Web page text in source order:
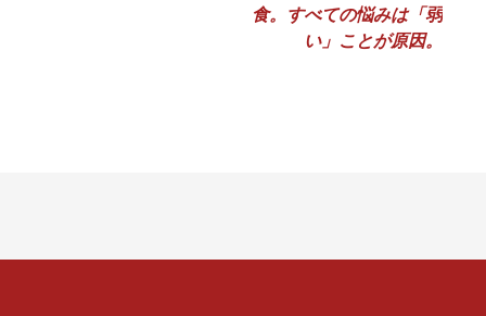
ョ
食。すべての悩みは「弱
い」ことが原因。